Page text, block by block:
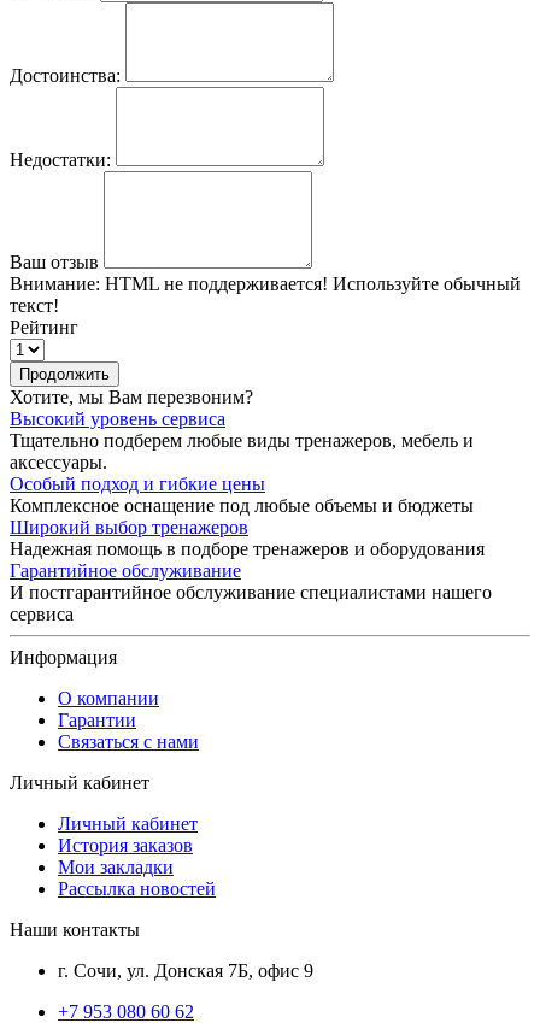
Достоинства:
Недостатки:
Ваш отзыв
Внимание: HTML не поддерживается! Используйте обычный
текст!
Рейтинг
Продолжить
Хотите, мы Вам перезвоним?
Высокий уровень сервиса
Тщательно подберем любые виды тренажеров, мебель и
аксессуары.
Особый подход и гибкие цены
Комплексное оснащение под любые объемы и бюджеты
Широкий выбор тренажеров
Надежная помощь в подборе тренажеров и оборудования
Гарантийное обслуживание
И постгарантийное обслуживание специалистами нашего
сервиса
Информация
О компании
Гарантии
Связаться с нами
Личный кабинет
Личный кабинет
История заказов
Мои закладки
Рассылка новостей
Наши контакты
г. Сочи, ул. Донская 7Б, офис 9
+7 953 080 60 62